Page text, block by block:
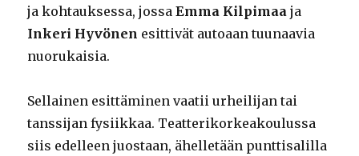
ja kohtauksessa, jossaEmma Kilpimaa ja
Inkeri Hyvönen esittivät autoaan tuunaavia
nuorukaisia.
Sellainen esittäminen vaatii urheilijan tai
tanssijan fysiikkaa. Teatterikorkeakoulussa
siis edelleen juostaan, ähelletään punttisalilla